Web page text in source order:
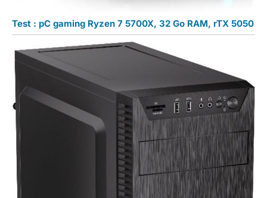
Test : pC gaming Ryzen 7 5700X, 32 Go RAM, rTX 5050